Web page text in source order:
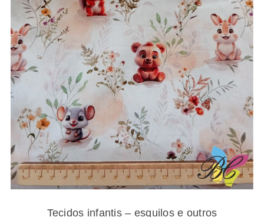
Tecidos infantis – esquilos e outros
Tecidos infantis – esquilos e outros